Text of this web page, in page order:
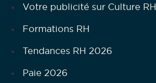
Votre publicité sur Culture RH
Formations RH
Tendances RH 2026
Paie 2026